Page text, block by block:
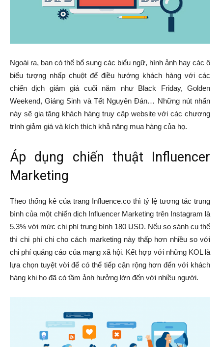
Ngoài ra, bạn có thể bổ sung các biểu ngữ, hình ảnh hay các ô
biểu tượng nhấp chuột để điều hướng khách hàng với các
chiến dịch giảm giá cuối năm như Black Friday, Golden
Weekend, Giáng Sinh và Tết Nguyên Đán… Những nút nhấn
này sẽ gia tăng khách hàng truy cập website với các chương
trình giảm giá và kích thích khả năng mua hàng của họ.
Áp dụng chiến thuật Influencer
Marketing
Theo thống kê của trang Influence.co thì tỷ lệ tương tác trung
bình của một chiến dịch Influencer Marketing trên Instagram là
5.3% với mức chi phí trung bình 180 USD. Nếu so sánh cụ thể
thì chi phí chi cho cách marketing này thấp hơn nhiều so với
chi phí quảng cáo của mạng xã hội. Kết hợp với những KOL là
lựa chọn tuyệt vời để có thể tiếp cận rộng hơn đến với khách
hàng khi họ đã có tầm ảnh hưởng lớn đến với nhiều người.